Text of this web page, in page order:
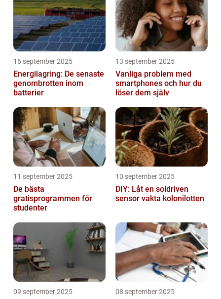
16 september 2025
Energilagring: De senaste
genombrotten inom
batterier
13 september 2025
Vanliga problem med
smartphones och hur du
löser dem själv
11 september 2025
De bästa
gratisprogrammen för
studenter
10 september 2025
DIY: Låt en soldriven
sensor vakta kolonilotten
09 september 2025 08 september 2025